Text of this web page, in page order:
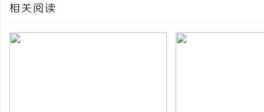
相关阅读